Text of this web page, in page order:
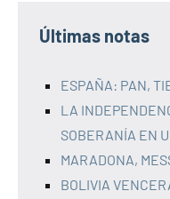
Últimas notas
ESPAÑA: PAN,
LA
SOBERANÍA EN
MARADONA,
BOLIVIA